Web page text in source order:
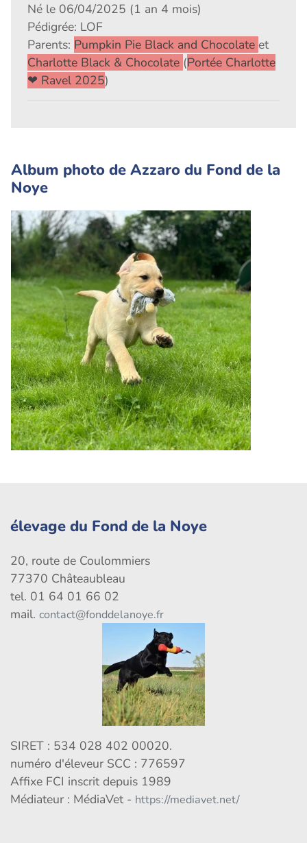
Né le 06/04/2025 (1 an 4 mois)
Pédigrée: LOF
Parents: Pumpkin Pie Black and Chocolate et
Charlotte Black & Chocolate (Portée Charlotte
❤ Ravel 2025)
Album photo de Azzaro du Fond de la
Noye
élevage du Fond de la Noye
20, route de Coulommiers
77370 Châteaubleau
tel. 01 64 01 66 02
mail. contact@fonddelanoye.fr
SIRET : 534 028 402 00020.
numéro d'éleveur SCC : 776597
Affixe FCI inscrit depuis 1989
Médiateur : MédiaVet - https://mediavet.net/